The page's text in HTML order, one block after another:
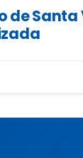
de